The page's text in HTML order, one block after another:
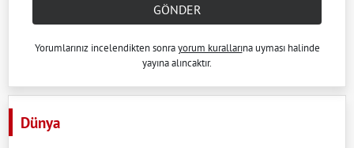
GÖNDER
Yorumlarınız incelendikten sonrayorum kurallarına uyması halinde
yayına alıncaktır.
Dünya